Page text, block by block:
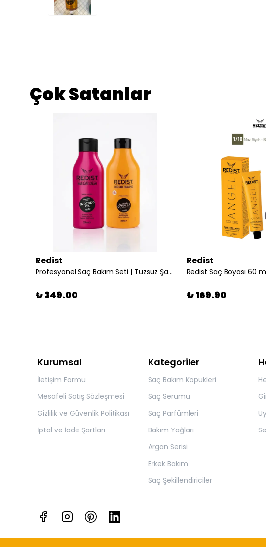
Çok Satanlar
Redist
Profesyonel Saç Bakım Seti | Tuzsuz Şampuan 750 ml + Avokadolu Saç Bakım Kremi 750 ml
₺ 349.00
Redist
Redist Saç Boyası 60
₺ 169.90
Kurumsal
İletişim Formu
Mesafeli Satış Sözleşmesi
Gizlilik ve Güvenlik Politikası
İptal ve İade Şartları
Kategoriler
Saç Bakım Köpükleri
Saç Serumu
Saç Parfümleri
Bakım Yağları
Argan Serisi
Erkek Bakım
Saç Şekillendiriciler